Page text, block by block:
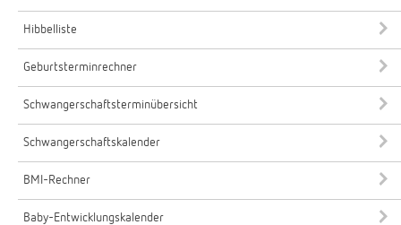
Hibbelliste
Geburtsterminrechner
Schwangerschaftsterminübersicht
Schwangerschaftskalender
BMI-Rechner
Baby-Entwicklungskalender